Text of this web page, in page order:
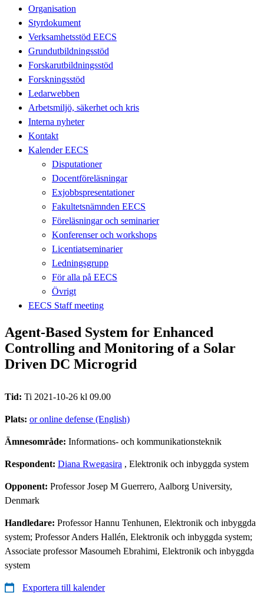
Organisation
Styrdokument
Verksamhetsstöd EECS
Grundutbildningsstöd
Forskarutbildningsstöd
Forskningsstöd
Ledarwebben
Arbetsmiljö, säkerhet och kris
Interna nyheter
Kontakt
Kalender EECS
Disputationer
Docentföreläsningar
Exjobbspresentationer
Fakultetsnämnden EECS
Föreläsningar och seminarier
Konferenser och workshops
Licentiatseminarier
Ledningsgrupp
För alla på EECS
Övrigt
EECS Staff meeting
Agent-Based System for Enhanced
Controlling and Monitoring of a Solar
Driven DC Microgrid
Tid: Ti 2021-10-26 kl 09.00
Plats: or online defense (English)
Ämnesområde: Informations- och kommunikationsteknik
Respondent: Diana Rwegasira , Elektronik och inbyggda system
Opponent: Professor Josep M Guerrero, Aalborg University,
Denmark
Handledare: Professor Hannu Tenhunen, Elektronik och inbyggda
system; Professor Anders Hallén, Elektronik och inbyggda system;
Associate professor Masoumeh Ebrahimi, Elektronik och inbyggda
system
Exportera till kalender